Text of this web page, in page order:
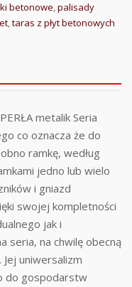
betonowe,palisady
,taras z płyt betonowych
metalik Seria
co oznacza że do
ramkę, według
jedno lub wielo
i gniazd
swojej kompletności
jak i
seria, na chwilę obecną
uniwersalizm
do gospodarstw